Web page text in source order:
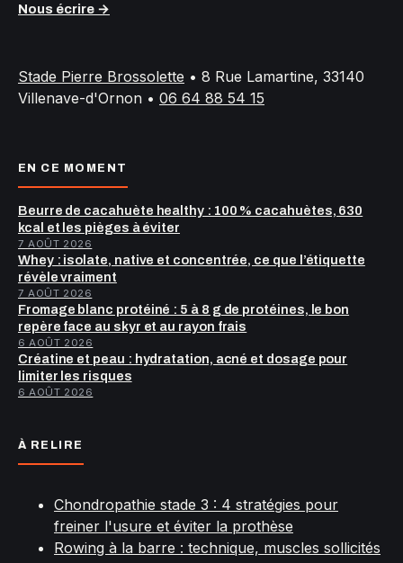
Nous écrire →
Stade Pierre Brossolette • 8 Rue Lamartine, 33140
Villenave-d'Ornon • 06 64 88 54 15
EN CE MOMENT
Beurre de cacahuète healthy : 100 % cacahuètes, 630
kcal et les pièges à éviter
7 AOÛT 2026
Whey : isolate, native et concentrée, ce que l’étiquette
révèle vraiment
7 AOÛT 2026
Fromage blanc protéiné : 5 à 8 g de protéines, le bon
repère face au skyr et au rayon frais
6 AOÛT 2026
Créatine et peau : hydratation, acné et dosage pour
limiter les risques
6 AOÛT 2026
À RELIRE
Chondropathie stade 3 : 4 stratégies pour
freiner l'usure et éviter la prothèse
Rowing à la barre : technique, muscles sollicités